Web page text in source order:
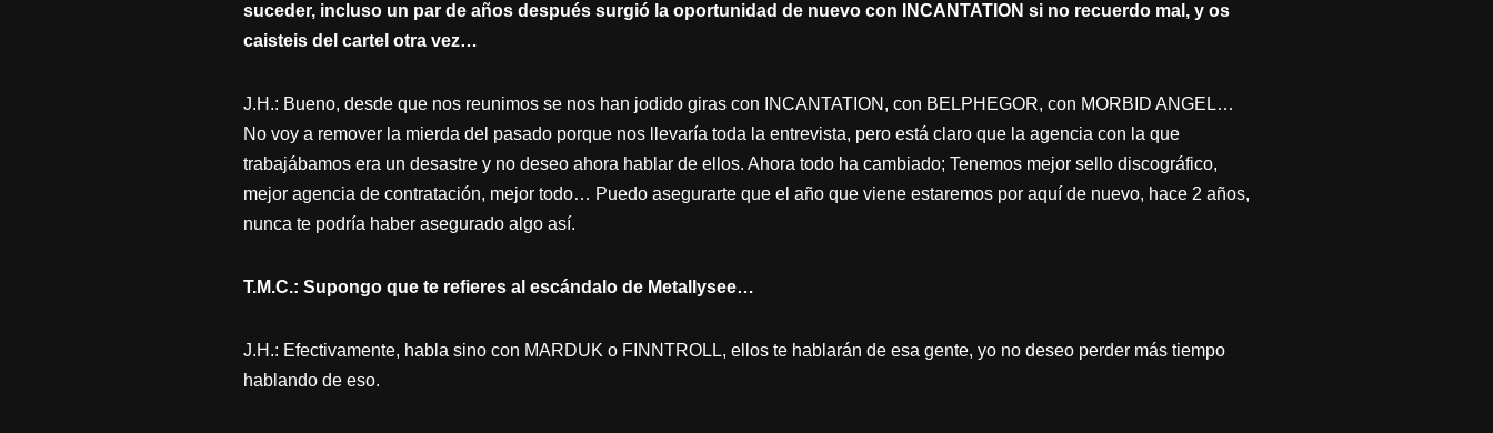
suceder, incluso un par de años después surgió la oportunidad de nuevo con INCANTATION si no recuerdo mal, y os
caisteis del cartel otra vez…
J.H.: Bueno, desde que nos reunimos se nos han jodido giras con INCANTATION, con BELPHEGOR, con MORBID ANGEL…
No voy a remover la mierda del pasado porque nos llevaría toda la entrevista, pero está claro que la agencia con la que
trabajábamos era un desastre y no deseo ahora hablar de ellos. Ahora todo ha cambiado; Tenemos mejor sello discográfico,
mejor agencia de contratación, mejor todo… Puedo asegurarte que el año que viene estaremos por aquí de nuevo, hace 2 años,
nunca te podría haber asegurado algo así.
T.M.C.: Supongo que te refieres al escándalo de Metallysee…
J.H.: Efectivamente, habla sino con MARDUK o FINNTROLL, ellos te hablarán de esa gente, yo no deseo perder más tiempo
hablando de eso.